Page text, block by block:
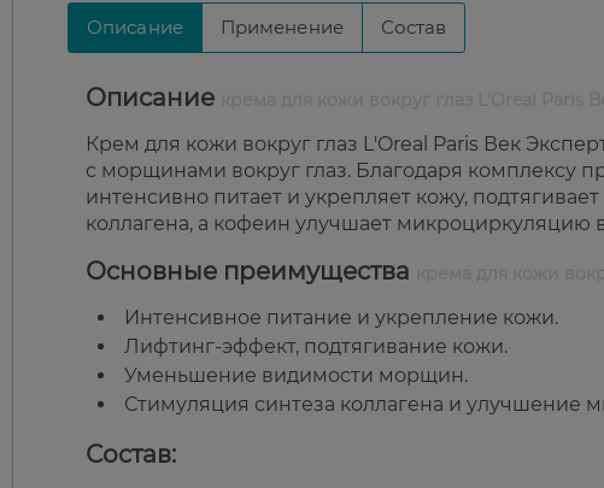
Описание Применение Состав
Описание
Крем для кожи вокруг глаз L'Oreal Paris Век
с морщинами вокруг глаз. Благодаря комплексу
интенсивно питает и укрепляет кожу,
коллагена, а кофеин улучшает микроциркуляцию
Основные преимущества
Интенсивное питание и укрепление кожи.
Лифтинг-эффект, подтягивание кожи.
Уменьшение видимости морщин.
Стимуляция синтеза коллагена и улучшение
Состав: